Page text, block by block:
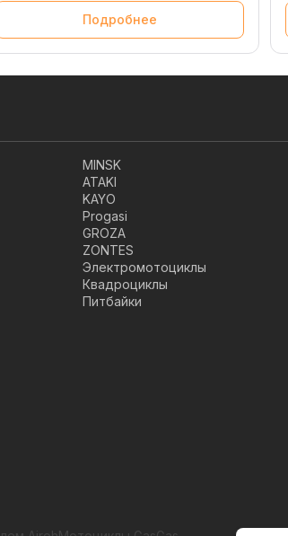
Подробнее
MINSK
ATAKI
KAYO
Progasi
GROZA
ZONTES
Электромотоциклы
Квадроциклы
Питбайки